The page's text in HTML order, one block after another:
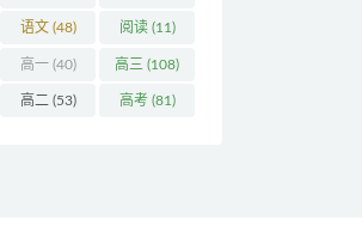
语文 (48) 阅读(11)
高一(40) 高三 (108)
高二 (53) 高考(81)